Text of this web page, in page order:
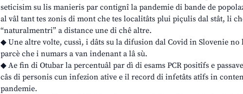
seticisim su lis manieris par contignî la pandemie di bande de
al vâl tant tes zonis di mont che tes localitâts plui piçulis dal stât, li
“naturalmentri” a distance une di chê altre.
◆ Une altre volte, cussì, i dâts su la difusion dal Covid in Slovenie no
parcè che i numars a van indenant a lâ sù.
◆ Ae fin di Otubar la percentuâl par dì di esams PCR positîfs e
câs di personis cun infezion ative e il record di infetâts atîfs in
pandemie.